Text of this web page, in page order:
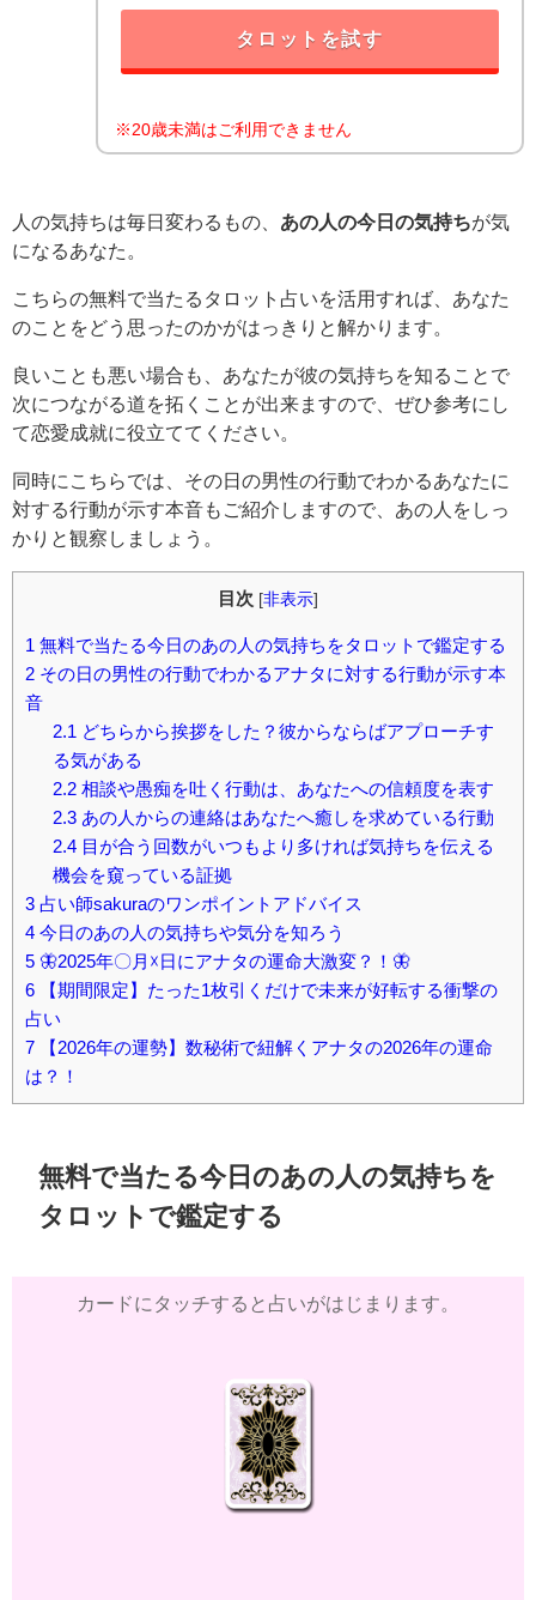
タロットを試す
※20歳未満はご利用できません
人の気持ちは毎日変わるもの、 あの人の今日の気持ちが気
になるあなた。
こちらの無料で当たるタロット占いを活用すれば、あなた
のことをどう思ったのかがはっきりと解かります。
良いことも悪い場合も、あなたが彼の気持ちを知ることで
次につながる道を拓くことが出来ますので、ぜひ参考にし
て恋愛成就に役立ててください。
同時にこちらでは、その日の男性の行動でわかるあなたに
対する行動が示す本音もご紹介しますので、あの人をしっ
かりと観察しましょう。
目次 [非表示]
1 無料で当たる今日のあの人の気持ちをタロットで鑑定する
2 その日の男性の行動でわかるアナタに対する行動が示す本
音
2.1 どちらから挨拶をした？彼からならばアプローチす
る気がある
2.2相談や愚痴を吐く行動は、あなたへの信頼度を表す
2.3あの人からの連絡はあなたへ癒しを求めている行動
2.4目が合う回数がいつもより多ければ気持ちを伝える
機会を窺っている証拠
3 占い師sakuraのワンポイントアドバイス
4 今日のあの人の気持ちや気分を知ろう
5 🦋2025年〇月☓日にアナタの運命大激変？！🦋
6 【期間限定】たった1枚引くだけで未来が好転する衝撃の
占い
7 【2026年の運勢】数秘術で紐解くアナタの2026年の運命
は？！
無料で当たる今日のあの人の気持ちを
タロットで鑑定する
カードにタッチすると占いがはじまります。